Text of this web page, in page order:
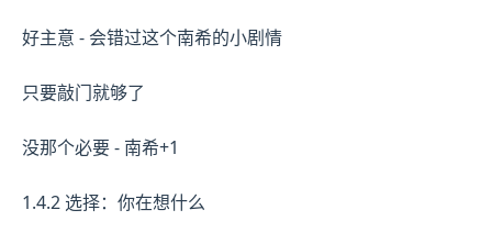
好主意 - 会错过这个南希的小剧情
只要敲门就够了
没那个必要 - 南希+1
1.4.2 选择：你在想什么